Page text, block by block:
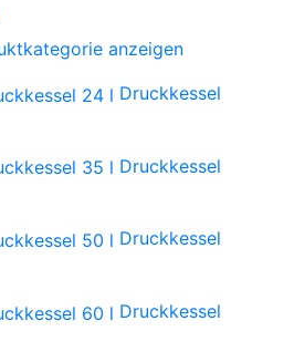
anzeigen
Druckkessel
Druckkessel
Druckkessel
Druckkessel